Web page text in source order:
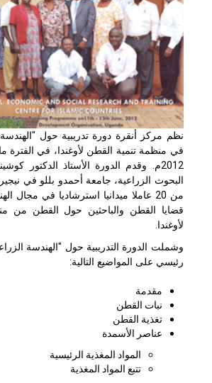
نظم مركز أنقرة دورة تدريبية حول "الهندسة
2012م. وقدم الدورة الأستاذ الدكتور
البحوث الزراعية، جامعة أحمدو بللو في
من 20 عاملا ميدانيا استرشاديا في مجال
قضايا القطن والباحثين حول القطن من
لأوغندا.
وشملت الدورة التدريبية حول "الهندسة
رئيسي على المواضيع التالية:
مقدمة
نبات القطن
تغذية القطن
عناصر الأسمدة
المواد المغذية الرئيسية
تتبع المواد المغذية